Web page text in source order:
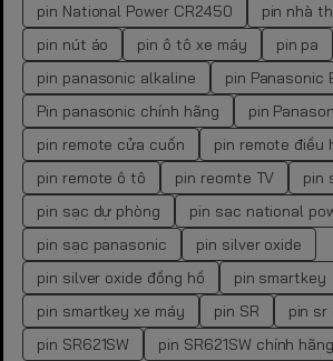
pin National Power CR2450
pin nhà
pin nút áo
pin ô tô xe máy pin pa
pin panasonic alkaline
pin Panasonic
Pin panasonic chính hãng
pin
pin remote cửa cuốn
pin remote điều
pin remote ô tô
pin reomte TV
pin
pin sạc dự phòng
pin sạc national
pin sạc panasonic
pin silver oxide
pin silver oxide đồng hồ
pin smartkey
pin smartkey xe máy
pin SR
pin sr
pin SR621SW
pin SR621SW chính hãng